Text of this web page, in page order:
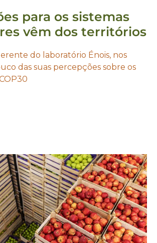
para os sistemas
vêm dos territórios
do laboratório Énois, nos
das suas percepções sobre os